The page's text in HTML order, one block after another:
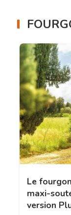
Le
maxi-
version